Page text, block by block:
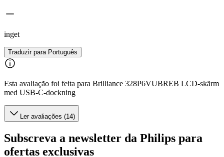
inget
Traduzir para Português
Esta avaliação foi feita para Brilliance 328P6VUBREB LCD-skärm
med USB-C-dockning
Ler avaliações (14)
Subscreva a newsletter da Philips para
ofertas exclusivas